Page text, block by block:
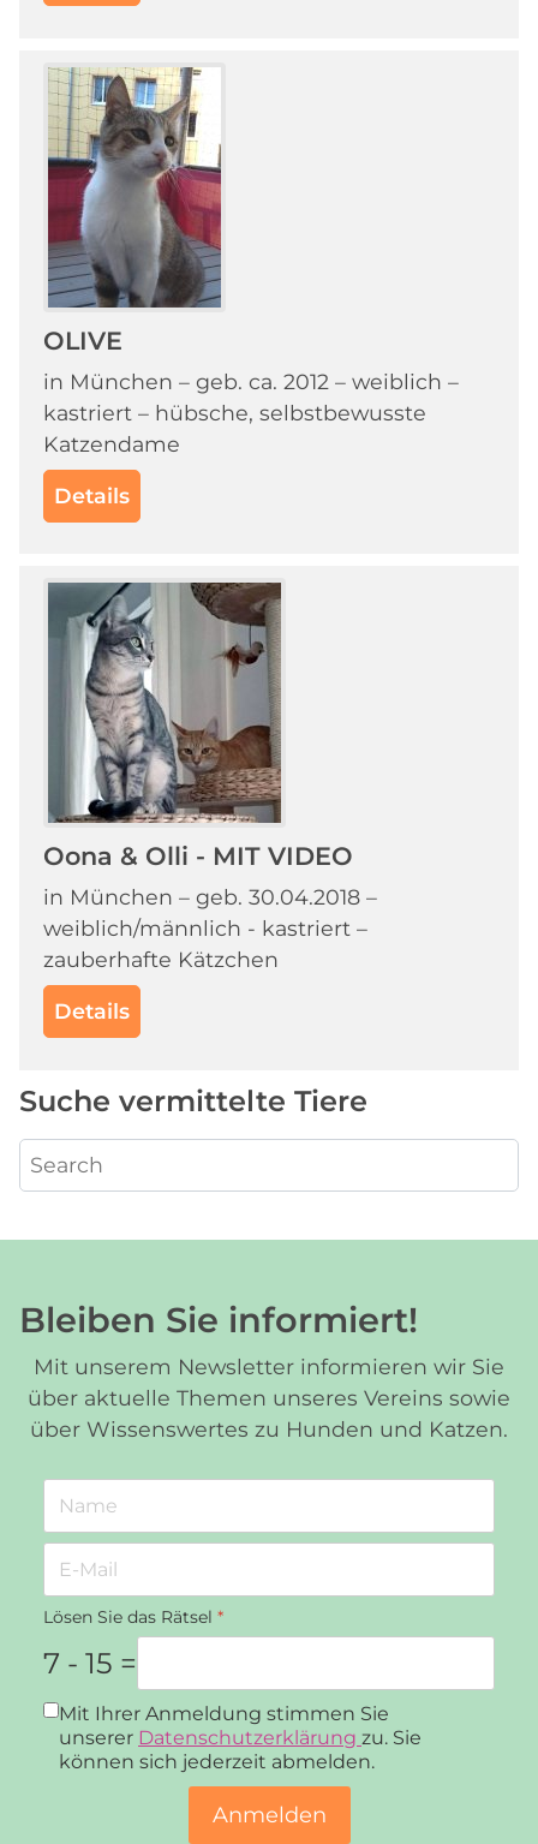
OLIVE
in München – geb. ca. 2012 – weiblich –
kastriert – hübsche, selbstbewusste
Katzendame
Details
Oona & Olli - MIT VIDEO
in München – geb. 30.04.2018 –
weiblich/männlich - kastriert –
zauberhafte Kätzchen
Details
Suche vermittelte Tiere
Bleiben Sie informiert!
Mit unserem Newsletter informieren wir Sie
über aktuelle Themen unseres Vereins sowie
über Wissenswertes zu Hunden und Katzen.
Lösen Sie das Rätsel *
7 - 15 =
Datenschutz*
Mit Ihrer Anmeldung stimmen Sie
unserer Datenschutzerklärung zu. Sie
können sich jederzeit abmelden.
Anmelden